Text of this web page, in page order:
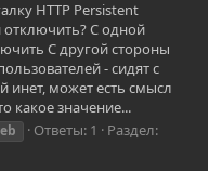
HTTP Persistent
отключить? С одной
С другой стороны
- сидят с
может есть смысл
какое значение...
Ответы: 1
Раздел: